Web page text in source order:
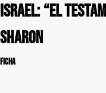
CATEGORÍAS
MATERIAS
TODOS LOS
AUDIOVISUAL
GALERÍA
ANÁLISIS
Israel: “El
Sharon
FICHA